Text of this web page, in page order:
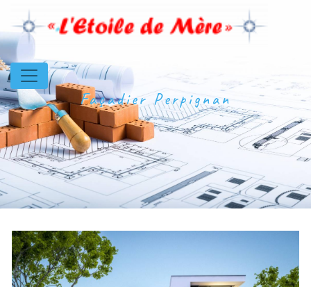
Panneau de gestion des cookies
Façadier Perpignan